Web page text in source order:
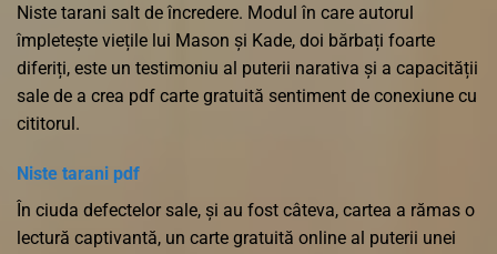
Niste tarani salt de încredere. Modul în care autorul
împletește viețile lui Mason și Kade, doi bărbați foarte
diferiți, este un testimoniu al puterii narativa și a capacității
sale de a crea pdf carte gratuită sentiment de conexiune cu
cititorul.
Niste tarani pdf
În ciuda defectelor sale, și au fost câteva, cartea a rămas o
lectură captivantă, un carte gratuită online al puterii unei